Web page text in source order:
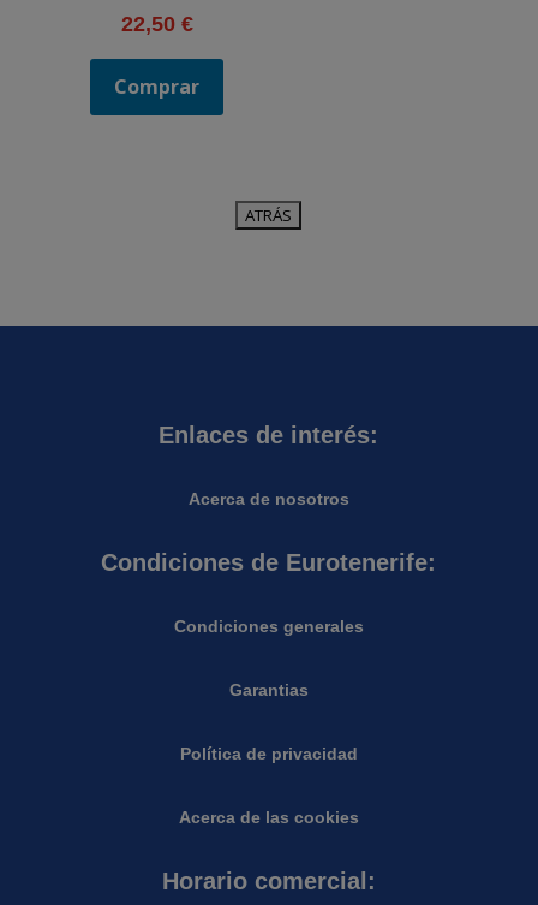
22,50 €
Comprar
Enlaces de interés:
Acerca de nosotros
Condiciones de Eurotenerife:
Condiciones generales
Garantias
Política de privacidad
Acerca de las cookies
Horario comercial: